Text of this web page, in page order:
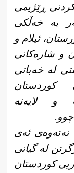
ڕێژیمی
بە خەڵکی
ئیلام و
و شارەکانی
لە خەباتی
کوردستان
و لایەنە
نەتەوەی ئەی
لە گیانی
کوردستان